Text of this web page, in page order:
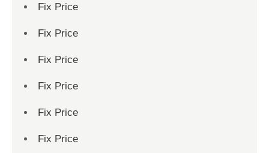
Fix Price
Fix Price
Fix Price
Fix Price
Fix Price
Fix Price